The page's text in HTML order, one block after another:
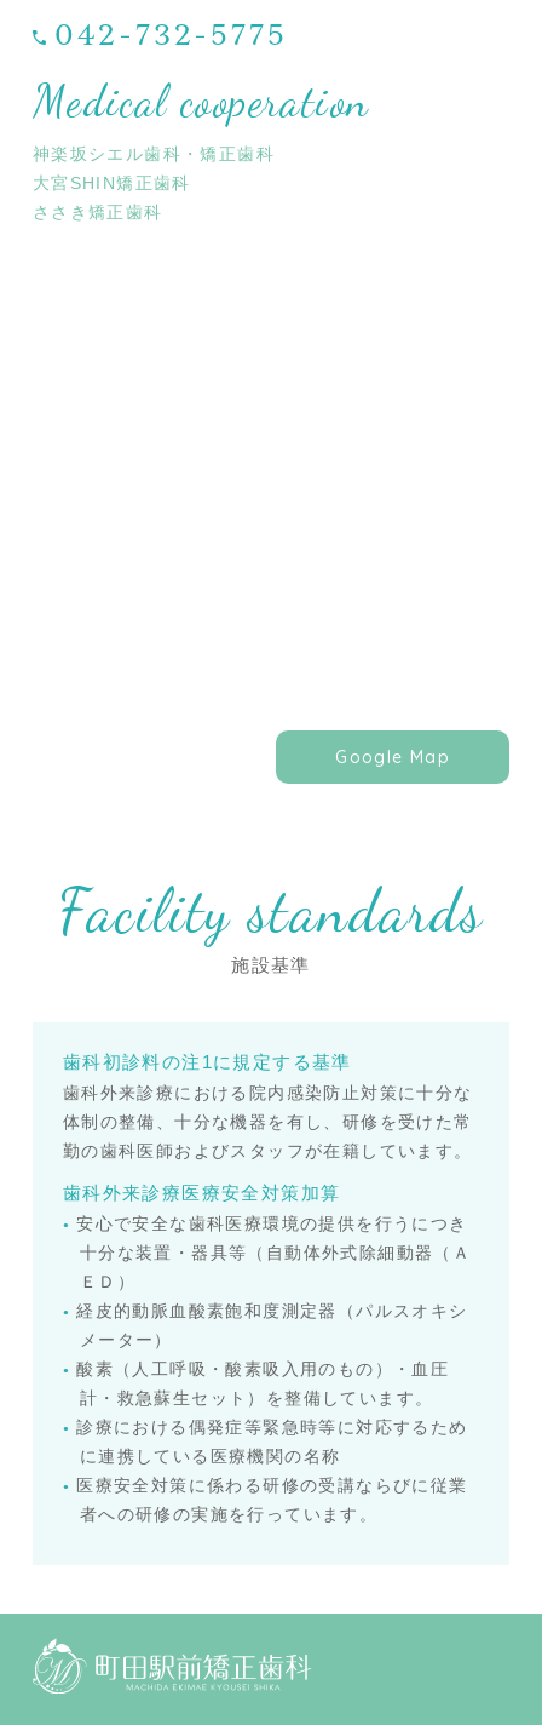
042-732-5775
Medical cooperation
神楽坂シエル歯科・矯正歯科
大宮SHIN矯正歯科
ささき矯正歯科
Google Map
施設基準
Facility standards
歯科初診料の注1に規定する基準
歯科外来診療における院内感染防止対策に十分な
体制の整備、十分な機器を有し、研修を受けた常
勤の歯科医師およびスタッフが在籍しています。
歯科外来診療医療安全対策加算
安心で安全な歯科医療環境の提供を行うにつき
十分な装置・器具等（自動体外式除細動器（Ａ
ＥＤ）
経皮的動脈血酸素飽和度測定器（パルスオキシ
メーター）
酸素（人工呼吸・酸素吸入用のもの）・血圧
計・救急蘇生セット）を整備しています。
診療における偶発症等緊急時等に対応するため
に連携している医療機関の名称
医療安全対策に係わる研修の受講ならびに従業
者への研修の実施を行っています。